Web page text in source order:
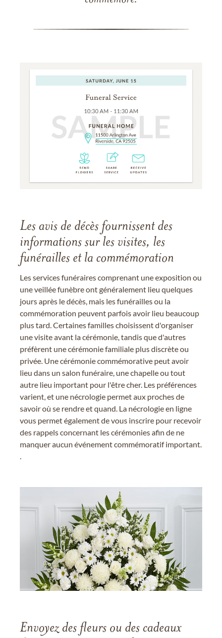
Les avis de décès fournissent des
informations sur les visites, les
funérailles et la commémoration
Les services funéraires comprenant une exposition ou
une veillée funèbre ont généralement lieu quelques
jours après le décès, mais les funérailles ou la
commémoration peuvent parfois avoir lieu beaucoup
plus tard. Certaines familles choisissent d'organiser
une visite avant la cérémonie, tandis que d'autres
préfèrent une cérémonie familiale plus discrète ou
privée. Une cérémonie commémorative peut avoir
lieu dans un salon funéraire, une chapelle ou tout
autre lieu important pour l'être cher. Les préférences
varient, et une nécrologie permet aux proches de
savoir où se rendre et quand. La nécrologie en ligne
vous permet également de vous inscrire pour recevoir
des rappels concernant les cérémonies afin de ne
manquer aucun événement commémoratif important.
Envoyez des fleurs ou des cadeaux